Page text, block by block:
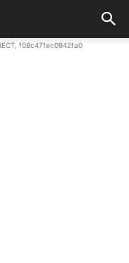
f08c47fec0942fa0